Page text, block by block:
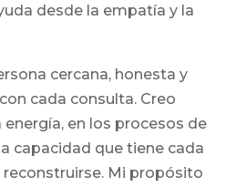
desde la empatía y la
cercana, honesta y
cada consulta. Creo
en los procesos de
capacidad que tiene cada
reconstruirse. Mi propósito